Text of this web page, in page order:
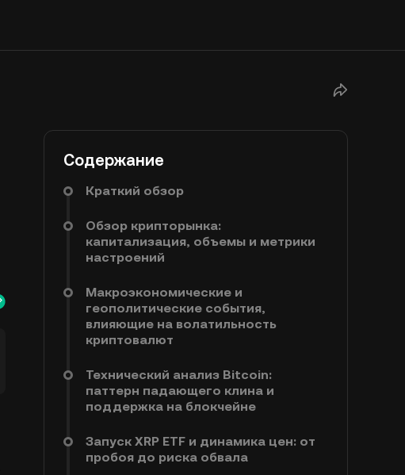
Содержание
Краткий обзор
Обзор крипторынка:
капитализация, объемы и метрики
настроений
Макроэкономические и
геополитические события,
влияющие на волатильность
криптовалют
Технический анализ Bitcoin:
паттерн падающего клина и
поддержка на блокчейне
Запуск XRP ETF и динамика цен: от
пробоя до риска обвала